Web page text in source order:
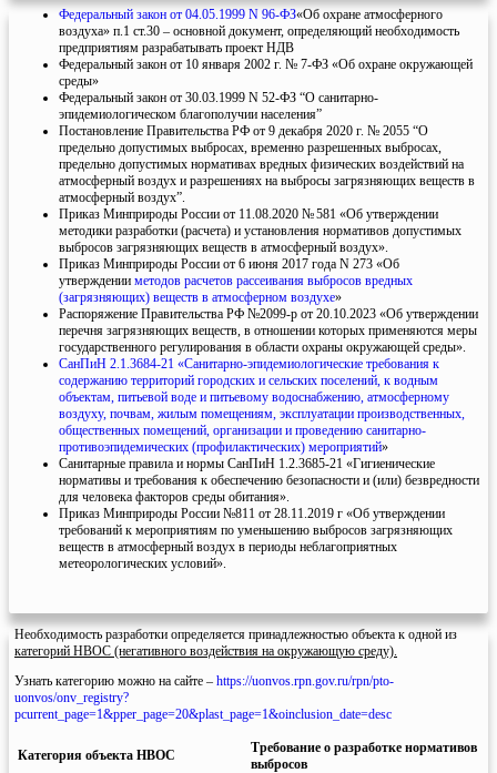
Федеральный закон от 04.05.1999 N 96-ФЗ«Об охране атмосферного
воздуха» п.1 ст.30 – основной документ, определяющий необходимость
предприятиям разрабатывать проект НДВ
Федеральный закон от 10 января 2002 г. № 7-ФЗ «Об охране окружающей
среды»
Федеральный закон от 30.03.1999 N 52-ФЗ “О санитарно-
эпидемиологическом благополучии населения”
Постановление Правительства РФ от 9 декабря 2020 г. № 2055 “О
предельно допустимых выбросах, временно разрешенных выбросах,
предельно допустимых нормативах вредных физических воздействий на
атмосферный воздух и разрешениях на выбросы загрязняющих веществ в
атмосферный воздух”.
Приказ Минприроды России от 11.08.2020 № 581 «Об утверждении
методики разработки (расчета) и установления нормативов допустимых
выбросов загрязняющих веществ в атмосферный воздух».
Приказ Минприроды России от 6 июня 2017 года N 273 «Об
утверждении методов расчетов рассеивания выбросов вредных
(загрязняющих) веществ в атмосферном воздухе»
Распоряжение Правительства РФ №2099-р от 20.10.2023 «Об утверждении
перечня загрязняющих веществ, в отношении которых применяются меры
государственного регулирования в области охраны окружающей среды».
СанПиН 2.1.3684-21 «Санитарно-эпидемиологические требования к
содержанию территорий городских и сельских поселений, к водным
объектам, питьевой воде и питьевому водоснабжению, атмосферному
воздуху, почвам, жилым помещениям, эксплуатации производственных,
общественных помещений, организации и проведению санитарно-
противоэпидемических (профилактических) мероприятий»
Санитарные правила и нормы СанПиН 1.2.3685-21 «Гигиенические
нормативы и требования к обеспечению безопасности и (или) безвредности
для человека факторов среды обитания».
Приказ Минприроды России №811 от 28.11.2019 г «Об утверждении
требований к мероприятиям по уменьшению выбросов загрязняющих
веществ в атмосферный воздух в периоды неблагоприятных
метеорологических условий».
Необходимость разработки определяется принадлежностью объекта к одной из
категорий НВОС (негативного воздействия на окружающую среду).
Узнать категорию можно на сайте – https://uonvos.rpn.gov.ru/rpn/pto-
uonvos/onv_registry?
pcurrent_page=1&pper_page=20&plast_page=1&oinclusion_date=desc
Категория объекта НВОС
Требование о разработке нормативов
выбросов